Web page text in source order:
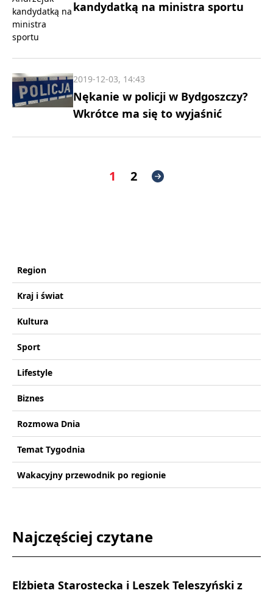
kandydatką na ministra sportu
Nękanie w policji w Bydgoszczy?
Wkrótce ma się to wyjaśnić
2019-12-03, 14:43
1 2
Region
Kraj i świat
Kultura
Sport
Lifestyle
Biznes
Rozmowa Dnia
Temat Tygodnia
Wakacyjny przewodnik po regionie
Najczęściej czytane
Elżbieta Starostecka i Leszek Teleszyński z